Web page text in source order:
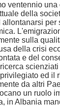
ventennio
della
allontanarsi per
sulla
della crisi
e del
ed il
da altri
un ruolo
in Albania